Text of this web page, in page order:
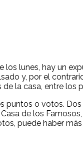
los lunes, hay un
y, por el
la casa, entre los
puntos o votos.
de los
puede haber